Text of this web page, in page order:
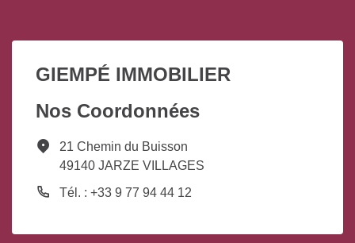
GIEMPÉ IMMOBILIER
Nos Coordonnées
21 Chemin du Buisson
49140 JARZE VILLAGES
Tél. : +33 9 77 94 44 12